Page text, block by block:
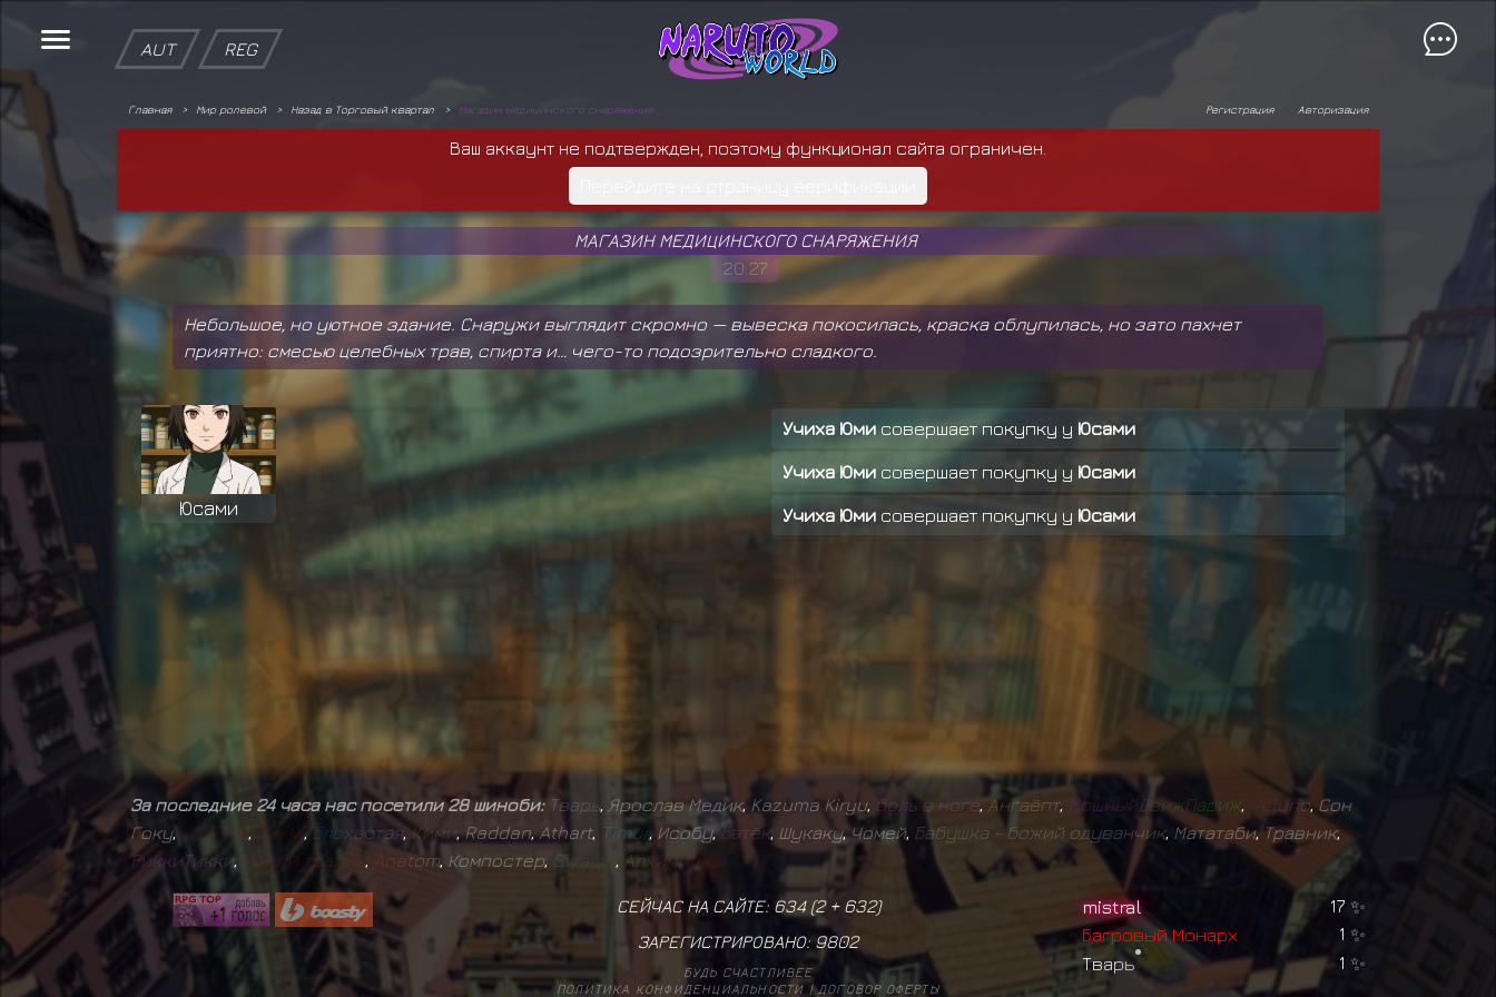
AUT REG
Главная Мир ролевой Назад в Торговый квартал Магазин медицинского снаряжения Авторизация
Регистрация
Ваш аккаунт не подтвержден, поэтому функционал сайта ограничен.
МАГАЗИН МЕДИЦИНСКОГО СНАРЯЖЕНИЯ
20:27
Небольшое, но уютное здание. Снаружи выглядит скромно — вывеска покосилась, краска облупилась, но зато пахнет
приятно: смесью целебных трав, спирта и… чего-то подозрительно сладкого.
Юсами
Учиха Юмисовершает покупку у Юсами
Учиха Юми совершает покупку у Юсами
Учиха Юми совершает покупку у Юсами
За последние 24 часа нас посетили 28 шиноби: Тварь Ярослав Медик, Kazuma Kiryu, боль в ноге ,Ангаёпт, МощныйДвижПариж, l urio Сон
Гоку,F OSTER, DEFIX, Блохастая,Кими, Raddan Athart, Timur, Исобу,Батёк, Шукаку, Чомей, Бабушка - божий одуванчик, Мататаби,Травник,
РиккиТикки, М и лый трапик, Anatom Компостер, Sw am Алхимичка
СЕЙЧАС НА САЙТЕ: 634 (2+ 632)
ЗАРЕГИСТРИРОВАНО: 9802
БУДЬ СЧАСТЛИВЕЕ
ПОЛИТИКА КОНФИДЕНЦИАЛЬНОСТИ |ДОГОВОР ОФЕРТЫ
mistral 17 ✨
БагровыйМонарх 1 ✨
Тварь 1 ✨